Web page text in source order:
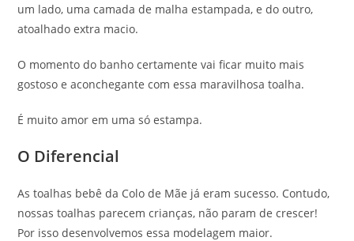
um lado, uma camada de malha estampada, e do outro,
atoalhado extra macio.
O momento do banho certamente vai ficar muito mais
gostoso e aconchegante com essa maravilhosa toalha.
É muito amor em uma só estampa.
O Diferencial
As toalhas bebê da Colo de Mãe já eram sucesso. Contudo,
nossas toalhas parecem crianças, não param de crescer!
Por isso desenvolvemos essa modelagem maior.